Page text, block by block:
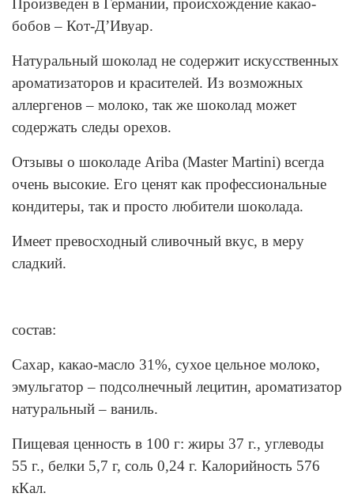
бобов – Кот-Д’Ивуар.
Натуральный шоколад не содержит искусственных
ароматизаторов и красителей. Из возможных
аллергенов – молоко, так же шоколад может
содержать следы орехов.
Отзывы о шоколаде Ariba (Master Martini) всегда
очень высокие. Его ценят как профессиональные
кондитеры, так и просто любители шоколада.
Имеет превосходный сливочный вкус, в меру
сладкий.
состав:
Сахар, какао-масло 31%, сухое цельное молоко,
эмульгатор – подсолнечный лецитин, ароматизатор
натуральный – ваниль.
Пищевая ценность в 100 г: жиры 37 г., углеводы
55 г., белки 5,7 г, соль 0,24 г. Калорийность 576
кКал.